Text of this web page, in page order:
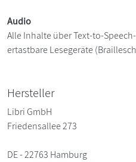
Audio
Alle Inhalte über Text-to-
ertastbare Lesegeräte
Hersteller
Libri GmbH
Friedensallee 273
DE - 22763 Hamburg